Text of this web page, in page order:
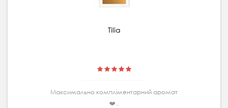
Tilia
Максимально комплiментарний аромат
❤️..